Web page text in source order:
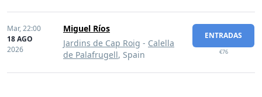
Mar,22:00
18 AGO
2026
Miguel Ríos
Jardins de Cap Roig - Calella
de Palafrugell, Spain
ENTRADAS
€76